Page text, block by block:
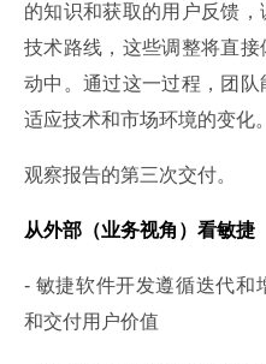
的知识和获取的用户反馈
技术路线，这些调整将直
动中。通过这一过程，团队
适应技术和市场环境的变化。
观察报告的第三次交付。
从外部（业务视角）看敏捷
- 敏捷软件开发遵循迭代和
和交付用户价值